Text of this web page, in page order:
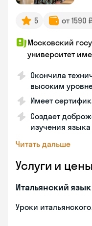
5 от 1590
Московский
университет
Окончила
высоким
Имеет
Создает
изучения языка
Читать дальше
Услуги и цены
Итальянский язык
Уроки итальянского